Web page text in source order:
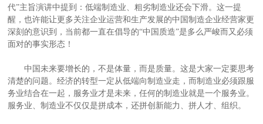
代”主旨演讲中提到：低端制造业、粗劣制造业还会下滑。这一提
醒，也许能让更多关注企业运营和生产发展的中国制造企业经营家更
深刻的意识到，当前都一直在倡导的“中国质造”是多么严峻而又必须
面对的事实形态！
中国未来要增长的，不是体量，而是质量。这是大家一定要思考
清楚的问题。经济的转型一定从低端向制造业走，而制造业必须跟服
务业结合在一起，服务业才是未来，任何的制造业就是一个服务业。
服务业、制造业不仅仅是拼成本，还拼创新能力、拼人才、组织。